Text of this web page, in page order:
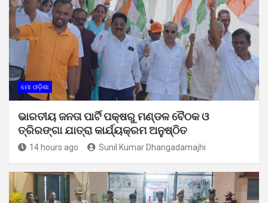
ମୋ ଓଡ଼ିଶା
ଭାରତୀୟ ଜନତା ପାର୍ଟି ପକ୍ଷରୁ ମଣ୍ଡଳ ବୈଠକ ଓ
ତ୍ରିରଙ୍ଗା ଯାତ୍ରା କାର୍ଯ୍ୟକ୍ରମ ଅନୁଷ୍ଠିତ
14 hours ago Sunil Kumar Dhangadamajhi